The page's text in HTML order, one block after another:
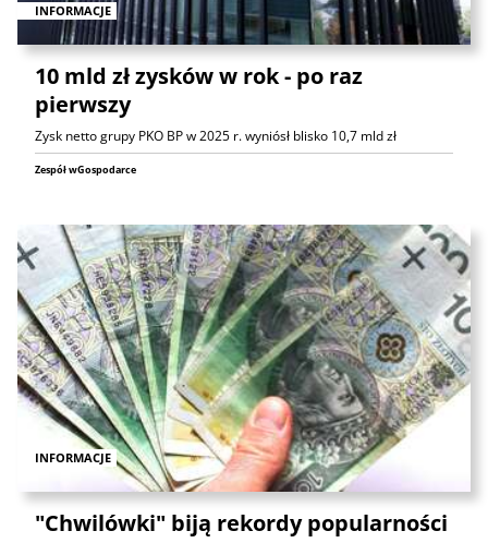
INFORMACJE
10 mld zł zysków w rok - po raz
pierwszy
Zysk netto grupy PKO BP w 2025 r. wyniósł blisko 10,7 mld zł
Zespół wGospodarce
INFORMACJE
"Chwilówki" biją rekordy popularności